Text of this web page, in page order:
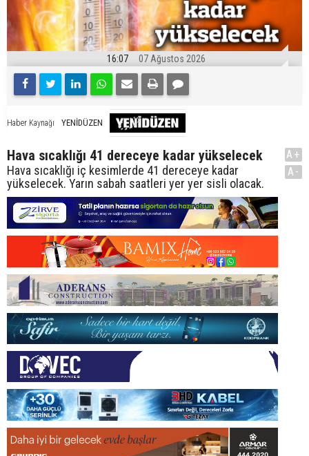
16:07 07 Ağustos 2026
Haber Kaynağı YENİDÜZEN
Hava sıcaklığı 41 dereceye kadar yükselecek
Hava sıcaklığı iç kesimlerde 41 dereceye kadar
yükselecek. Yarın sabah saatleri yer yer sisli olacak.
A+
A-